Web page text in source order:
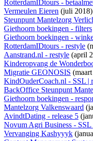
RotterdamIDtours -
Vermeulen Eieren (juli 2018)
Steunpunt Mantelzorg
Giethoorn boekingen - filters
Giethoorn boekingen -
RotterdamIDtours - restyle
Aanstrand.nl - restyle (april
Kinderopvang de
Migratie GEONOSIS
KindOuderCoach.nl - SSL |
BackOffice Steunpunt
Giethoorn boekingen -
Mantelzorg Valkenswaard
AvindtDating - release 5
Novum Agri Business - SSL
Vervanging Kashyyyk